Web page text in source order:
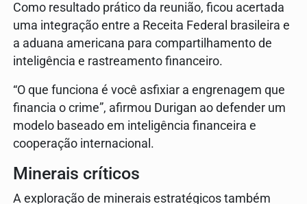
Como resultado prático da reunião, ficou acertada
uma integração entre a Receita Federal brasileira e
a aduana americana para compartilhamento de
inteligência e rastreamento financeiro.
“O que funciona é você asfixiar a engrenagem que
financia o crime”, afirmou Durigan ao defender um
modelo baseado em inteligência financeira e
cooperação internacional.
Minerais críticos
A exploração de minerais estratégicos também